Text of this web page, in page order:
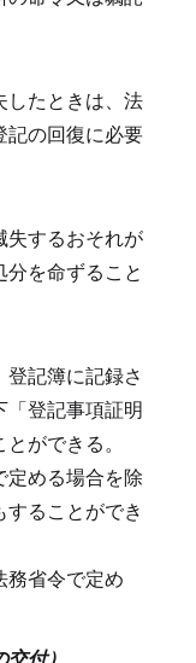
したときは、法
記の回復に必要
失するおそれが
を命ずること
記簿に記録さ
登記事項証明
ができる。
める場合を除
ることができ
務省令で定め